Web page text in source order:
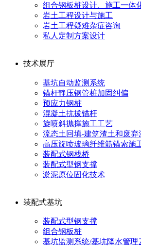
组合钢板桩设计、施工一体
岩土工程设计与施工
岩土工程疑难杂症咨询
私人定制方案设计
技术展厅
基坑自动监测系统
锚杆静压钢管桩加固纠偏
预应力钢桩
混凝土抗拔锚杆
旋喷斜抛撑施工工艺
流态土回填-建筑渣土和废弃
高压旋喷玻璃纤维筋锚索施
装配式钢栈桥
装配式型钢支撑
淤泥原位固化技术
装配式基坑
装配式型钢支撑
组合钢板桩
基坑监测系统/基坑降水管理